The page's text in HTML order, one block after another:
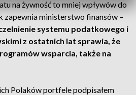
na żywność to mniej wpływów do
zapewnia ministerstwo finansów –
systemu podatkowego i
z ostatnich lat sprawia, że
wsparcia, także na
Polaków portfele podpisałem